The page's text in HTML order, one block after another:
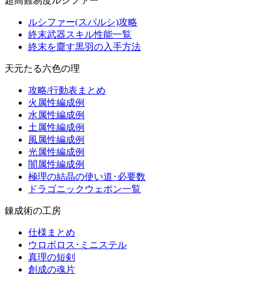
ルシファー(スパルシ)攻略
終末武器スキル性能一覧
終末を齎す黒羽の入手方法
天元たる六色の理
攻略/行動表まとめ
火属性編成例
水属性編成例
土属性編成例
風属性編成例
光属性編成例
闇属性編成例
極理の結晶の使い道･必要数
ドラゴニックウェポン一覧
錬成術の工房
仕様まとめ
ウロボロス･ミニステル
真理の短剣
創成の魂片